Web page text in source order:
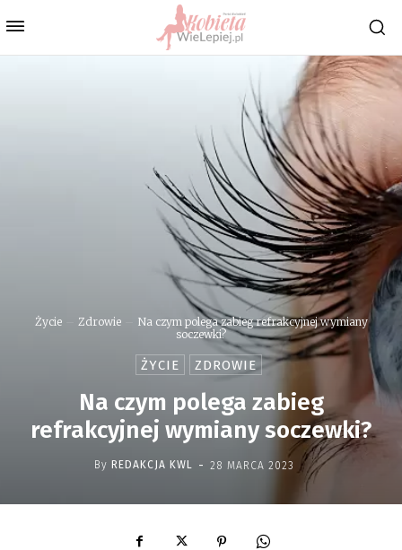
Życie Zdrowie
Na czym polega zabieg refrakcyjnej wymiany
soczewki?
ŻYCIE ZDROWIE
Na czym polega zabieg
refrakcyjnej wymiany soczewki?
By REDAKCJA KWL - 28 MARCA 2023